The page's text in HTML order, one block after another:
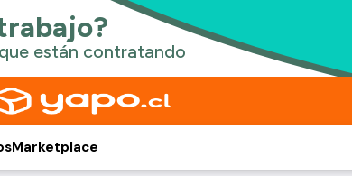
Marketplace